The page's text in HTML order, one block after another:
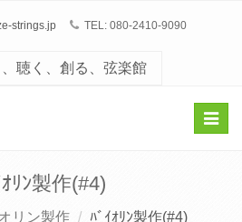
strings.jp TEL: 080-2410-9090
聴く、創る、弦楽館
ﾘﾝ製作(#4)
リン製作 ﾊﾞｲｵﾘﾝ製作(#4)